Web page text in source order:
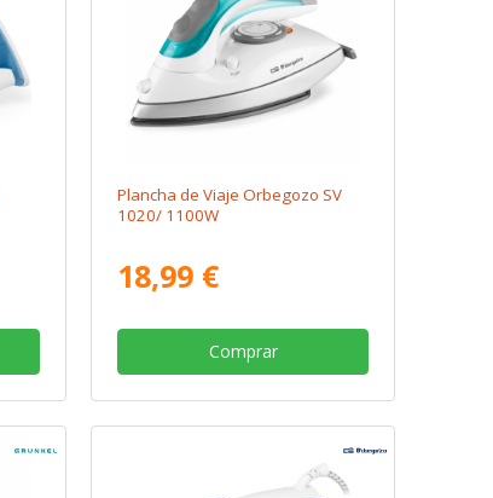
Plancha de Viaje Orbegozo SV
1020/ 1100W
18,99 €
Comprar